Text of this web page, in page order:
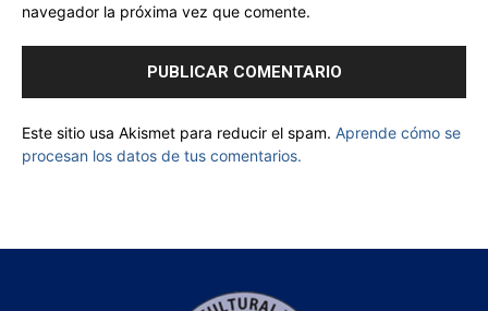
navegador la próxima vez que comente.
Este sitio usa Akismet para reducir el spam. Aprende cómo se
procesan los datos de tus comentarios.